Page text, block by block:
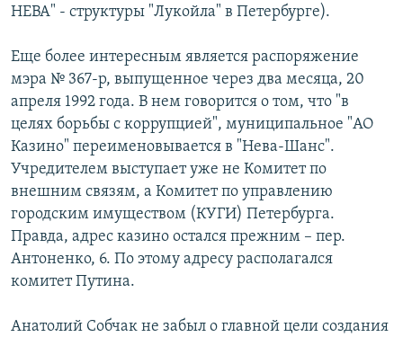
НЕВА" - структуры "Лукойла" в Петербурге).
Еще более интересным является распоряжение
мэра № 367-р, выпущенное через два месяца, 20
апреля 1992 года. В нем говорится о том, что "в
целях борьбы с коррупцией", муниципальное "АО
Казино" переименовывается в "Нева-Шанс".
Учредителем выступает уже не Комитет по
внешним связям, а Комитет по управлению
городским имуществом (КУГИ) Петербурга.
Правда, адрес казино остался прежним – пер.
Антоненко, 6. По этому адресу располагался
комитет Путина.
Анатолий Собчак не забыл о главной цели создания